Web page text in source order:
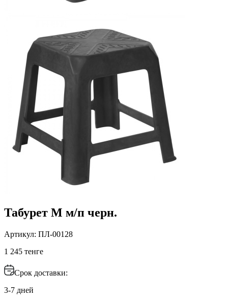
Табурет М м/п черн.
Артикул: ПЛ-00128
1 245 тенге
Срок доставки:
3-7 дней